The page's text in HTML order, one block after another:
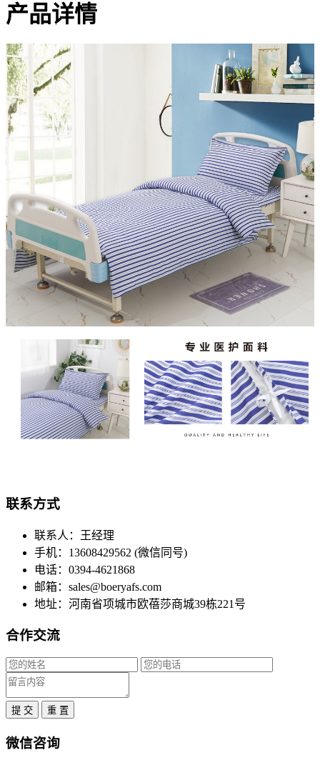
产品详情
联系方式
联系人：王经理
手机：13608429562 (微信同号)
电话：0394-4621868
邮箱：sales@boeryafs.com
地址：河南省项城市欧蓓莎商城39栋221号
合作交流
提 交 重 置
微信咨询